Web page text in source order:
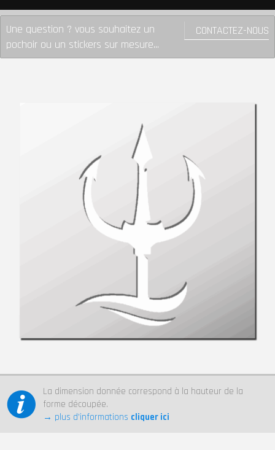
CONTACTEZ-NOUS
Une question ? vous souhaitez un
pochoir ou un stickers sur mesure...
La dimension donnée correspond à la hauteur de la
forme découpée.
→ plus d’informations cliquer ici